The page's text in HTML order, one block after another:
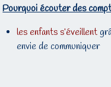
Pourquoi écouter des
les enfants s’éveillent
envie de communiquer